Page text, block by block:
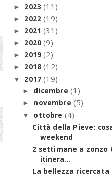
► 2023(11)
► 2022(19)
► 2021(31)
► 2020(9)
► 2019(2)
► 2018(12)
▼ 2017(19)
► dicembre (1)
► novembre (5)
▼ ottobre (4)
Città della Pieve:
weekend
2 settimane a zonzo
itinera...
La bellezza ricercata